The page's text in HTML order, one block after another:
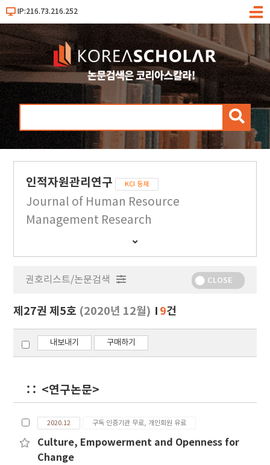
IP:216.73.216.252
메
검
인적자원관리연구 KCI 등재
Journal of Human Resource
Management Research
간
행
보
기
권호리스트/논문검색 CLOSE
제27권 제5호 (2020년 12월) 9건
내보내기 구매하기
<연구논문>
2020.12 구독 인증기관 무료, 개인회원 유료
Culture, Empowerment and Openness for
Change